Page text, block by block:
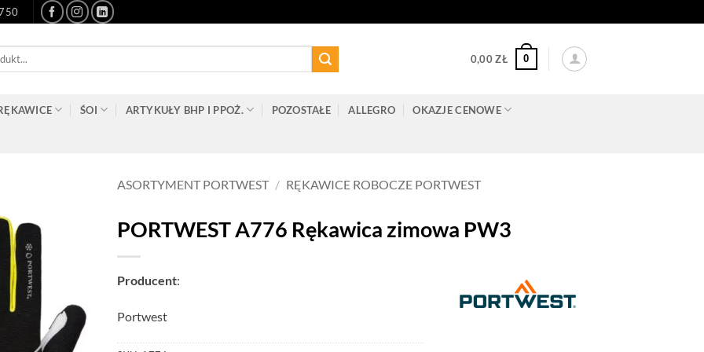
0,00ZŁ 0
ŚOI ARTYKUŁY BHP I PPOŻ. POZOSTAŁE ALLEGRO OKAZJE CENOWE
ASORTYMENT PORTWEST / RĘKAWICE ROBOCZE PORTWEST
PORTWEST A776 Rękawica zimowa PW3
Producent:
Portwest